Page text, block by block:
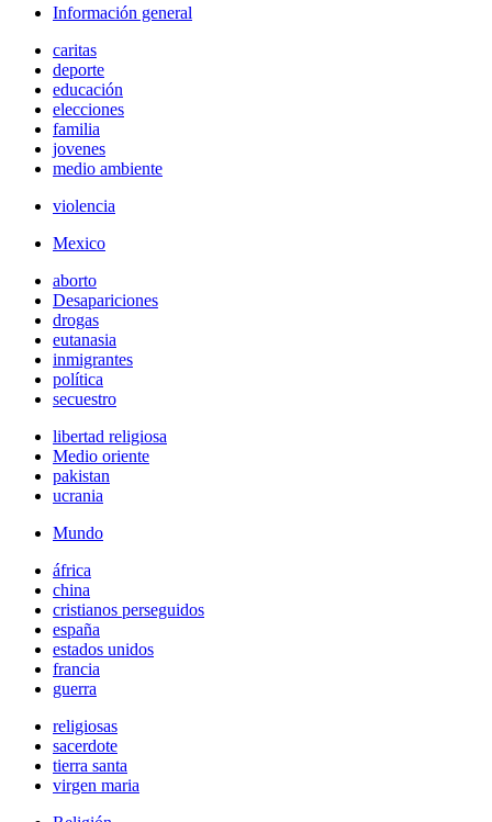
Información general
caritas
deporte
educación
elecciones
familia
jovenes
medio ambiente
violencia
Mexico
aborto
Desapariciones
drogas
eutanasia
inmigrantes
política
secuestro
libertad religiosa
Medio oriente
pakistan
ucrania
Mundo
áfrica
china
cristianos perseguidos
españa
estados unidos
francia
guerra
religiosas
sacerdote
tierra santa
virgen maria